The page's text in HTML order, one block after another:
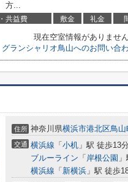
方...
共益費 敷金 礼金
現在空室情報がありません
グランシャリオ鳥山へのお問い合
住所 神奈川県横浜市港北区鳥山
交通 横浜線 「 小机 」駅 徒歩13分
ブルーライン 「 岸根公園
横浜線 「 新横浜 」駅 徒歩